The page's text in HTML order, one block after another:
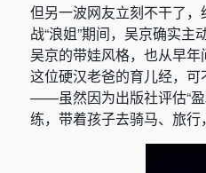
但另一波网友立刻不干了
战“浪姐”期间，吴京确实
吴京的带娃风格，也从早年
这位硬汉老爸的育儿经，
——虽然因为出版社评估“盈
练，带着孩子去骑马、旅